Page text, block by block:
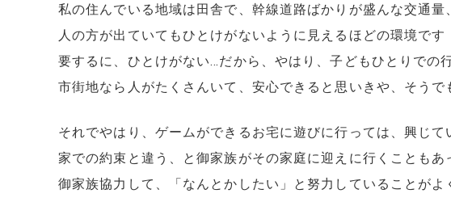
私の住んでいる地域は田舎で、幹線道路ばかりが盛んな交通
人の方が出ていてもひとけがないように見えるほどの環境です
要するに、ひとけがない…だから、やはり、子どもひとりでの
市街地なら人がたくさんいて、安心できると思いきや、そう
それでやはり、ゲームができるお宅に遊びに行っては、興じて
家での約束と違う、と御家族がその家庭に迎えに行くこともあ
御家族協力して、「なんとかしたい」と努力していることがよ